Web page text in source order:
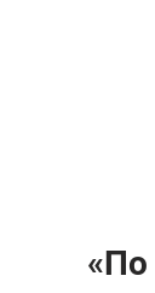
«По